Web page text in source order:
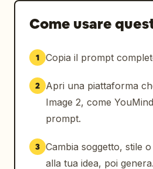
          "product_name": "Everyday Dashi",
condimenti chimici o
l'umami degli ingredienti.",
          "badge": "Include 30 bustine di
Dashi"
      },
      {
        "position": "in basso a destra",
        "theme": "pubblicità di app di
Come usare
1 Copia il prompt
2
Apri una piattaforma
Image 2, come
prompt.
3 Cambia soggetto, stile
alla tua idea, poi genera.